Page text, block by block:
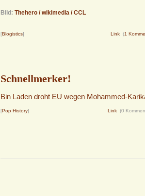
Bild: Thehero / wikimedia / CCL
[Blogistics] Link (1
Schnellmerker!
Bin Laden droht EU wegen Mohammed-
[Pop History] Link (0